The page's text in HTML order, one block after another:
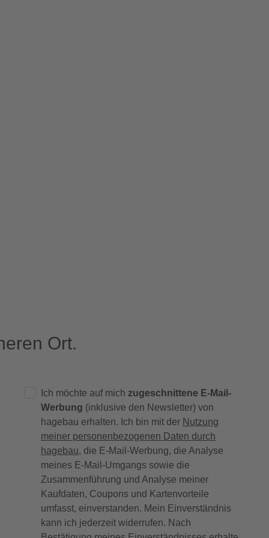
Ort.
Ich möchte auf mich zugeschnittene E-Mail-
Werbung (inklusive den Newsletter) von
hagebau erhalten. Ich bin mit der Nutzung
meiner personenbezogenen Daten durch
hagebau, die E-Mail-Werbung, die Analyse
meines E-Mail-Umgangs sowie die
Zusammenführung und Analyse meiner
Kaufdaten, Coupons und Kartenvorteile
umfasst, einverstanden. Mein Einverständnis
kann ich jederzeit widerrufen. Nach